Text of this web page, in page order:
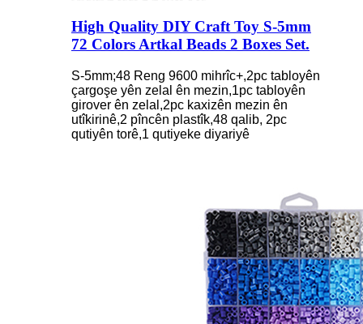
High Quality DIY Craft Toy S-5mm
72 Colors Artkal Beads 2 Boxes Set.
S-5mm;48 Reng 9600 mihrîc+,2pc tabloyên
çargoşe yên zelal ên mezin,1pc tabloyên
girover ên zelal,2pc kaxizên mezin ên
utîkirinê,2 pîncên plastîk,48 qalib, 2pc
qutiyên torê,1 qutiyeke diyariyê